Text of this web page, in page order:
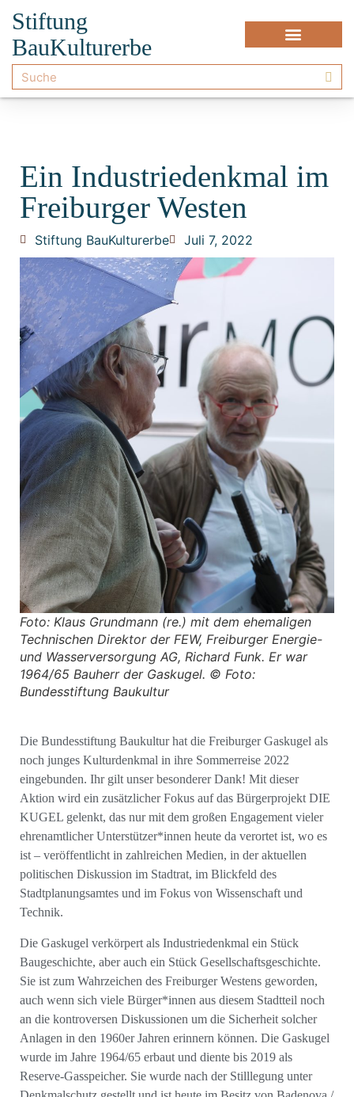
Stiftung
BauKulturerbe
Ein Industriedenkmal im
Freiburger Westen
Stiftung BauKulturerbe Juli 7, 2022
Foto: Klaus Grundmann (re.) mit dem ehemaligen
Technischen Direktor der FEW, Freiburger Energie-
und Wasserversorgung AG, Richard Funk. Er war
1964/65 Bauherr der Gaskugel. © Foto:
Bundesstiftung Baukultur
Die Bundesstiftung Baukultur hat die Freiburger Gaskugel als
noch junges Kulturdenkmal in ihre Sommerreise 2022
eingebunden. Ihr gilt unser besonderer Dank! Mit dieser
Aktion wird ein zusätzlicher Fokus auf das Bürgerprojekt DIE
KUGEL gelenkt, das nur mit dem großen Engagement vieler
ehrenamtlicher Unterstützer*innen heute da verortet ist, wo es
ist – veröffentlicht in zahlreichen Medien, in der aktuellen
politischen Diskussion im Stadtrat, im Blickfeld des
Stadtplanungsamtes und im Fokus von Wissenschaft und
Technik.
Die Gaskugel verkörpert als Industriedenkmal ein Stück
Baugeschichte, aber auch ein Stück Gesellschaftsgeschichte.
Sie ist zum Wahrzeichen des Freiburger Westens geworden,
auch wenn sich viele Bürger*innen aus diesem Stadtteil noch
an die kontroversen Diskussionen um die Sicherheit solcher
Anlagen in den 1960er Jahren erinnern können. Die Gaskugel
wurde im Jahre 1964/65 erbaut und diente bis 2019 als
Reserve-Gasspeicher. Sie wurde nach der Stilllegung unter